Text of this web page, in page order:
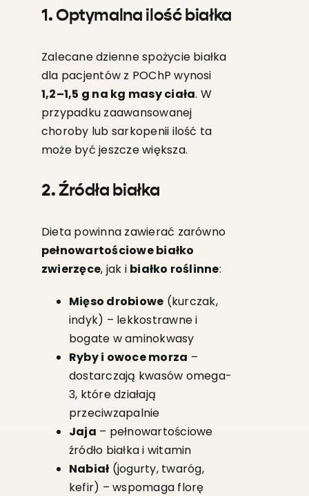
1. Optymalna ilość białka
Zalecane dzienne spożycie białka
dla pacjentów z POChP wynosi
1,2–1,5 g na kg masy ciała. W
przypadku zaawansowanej
choroby lub sarkopenii ilość ta
może być jeszcze większa.
2. Źródła białka
Dieta powinna zawierać zarówno
pełnowartościowe białko
zwierzęce, jak i białko roślinne:
Mięso drobiowe (kurczak,
indyk) – lekkostrawne i
bogate w aminokwasy
Ryby i owoce morza –
dostarczają kwasów omega-
3, które działają
przeciwzapalnie
Jaja – pełnowartościowe
źródło białka i witamin
Nabiał (jogurty, twaróg,
kefir) – wspomaga florę